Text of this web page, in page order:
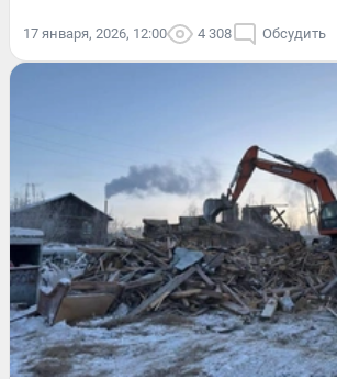
17 января, 2026, 12:00 4 308 Обсудить